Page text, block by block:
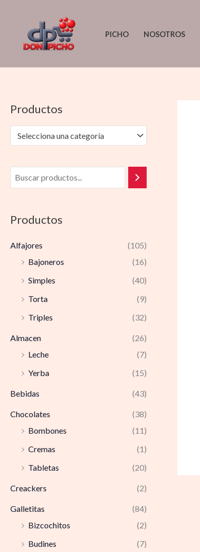
contenido
PICHO NOSOTROS
Productos
Selecciona una categoría
Productos
Alfajores
(105)
Bajoneros
(16)
Simples
(40)
Torta
(9)
Triples
(32)
Almacen
(26)
Leche
(7)
Yerba
(15)
Bebidas (43)
Chocolates
(38)
Bombones
(11)
Cremas
(1)
Tabletas
(20)
Creackers (2)
Galletitas
(84)
Bizcochitos
(2)
Budines
(7)